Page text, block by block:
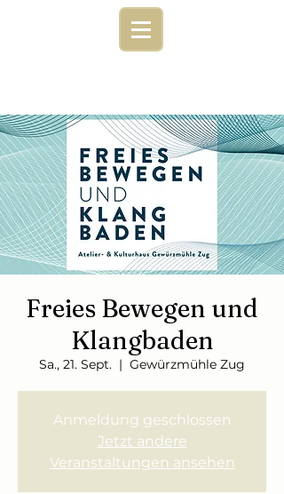
Freies Bewegen und
Klangbaden
Sa., 21. Sept.
  |
Gewürzmühle Zug
Anmeldung geschlossen
Jetzt andere
Veranstaltungen ansehen